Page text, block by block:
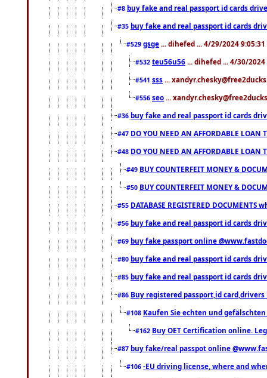
#8 buy fake and real passport id cards
#35 buy fake and real passport id cards
#529 gsge ... dihefed ... 4/29/2024 9:05:31
#532 teu56u56 ... dihefed ... 4/30/2024
#541 sss ...
#556 seo ...
#36 buy fake and real passport id cards
#47 DO YOU NEED AN AFFORDABLE LOAN
#48 DO YOU NEED AN AFFORDABLE LOAN
#49 BUY COUNTERFEIT MONEY &
#50 BUY COUNTERFEIT MONEY &
#55 DATABASE REGISTERED DOCUMENTS
#56 buy fake and real passport id cards
#69 buy fake passport online
#80 buy fake and real passport id cards
#85 buy fake and real passport id cards
#86 Buy registered passport,id
#108 Kaufen Sie echten und
#162 Buy OET Certification online.
#87 buy fake/real passpot online
#106 -EU driving license, where and